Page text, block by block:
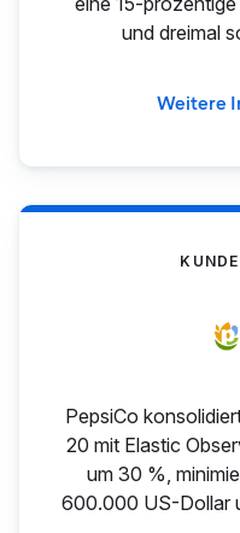
und dreimal
Weitere
PepsiCo
20 mit Elastic
um 30 %,
600.000 US-Dollar